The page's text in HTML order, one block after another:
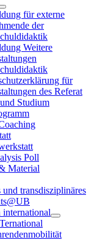
für externe
der
Weitere
für
des Referat
Studium
Poll
Material
transdisziplinäres